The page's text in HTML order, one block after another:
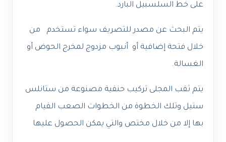
على خط السلسبيل البارد.
يتم البحث عن مصدر للتصريف سواء تستخدم من
خلال فتحة إضافية أو أنبوب مزدوج لمخرج الحوض أو
الغسالة.
يتم ثقب المجلى تركيب حنفية مصنوعة من ستانلس
ستيل وتلك الخطوة من الخطوات الصعب القيام
بها إلا من خلال مختص والتي يمكن الحصول عليها